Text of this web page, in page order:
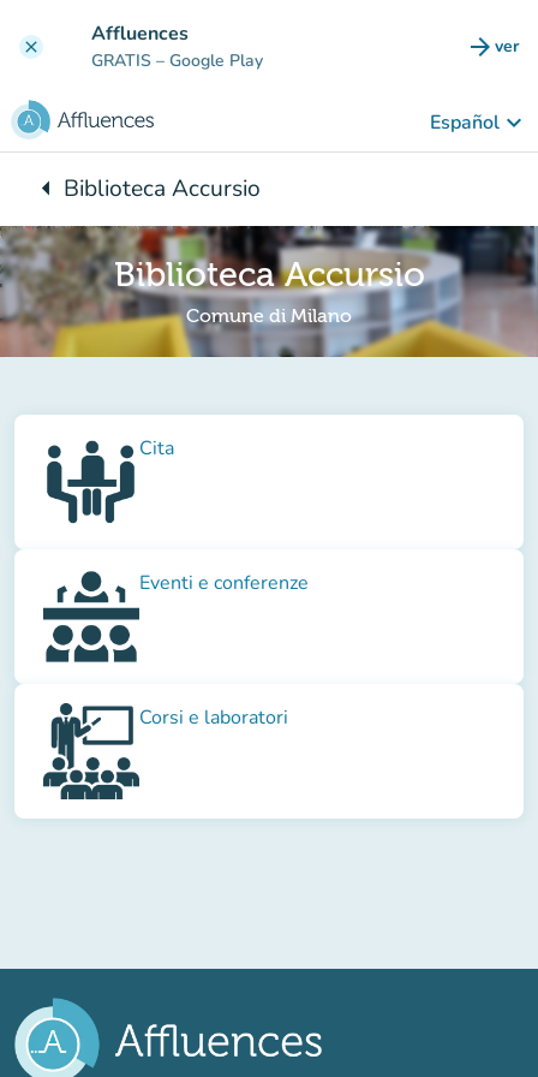
clear Affluences
GRATIS – Google Play arrow_forward ver
Español keyboard_arrow_down
arrow_leftVuelta:
Biblioteca Accursio
Biblioteca Accursio
Comune di Milano
Cita
Eventi e conferenze
Corsi e laboratori